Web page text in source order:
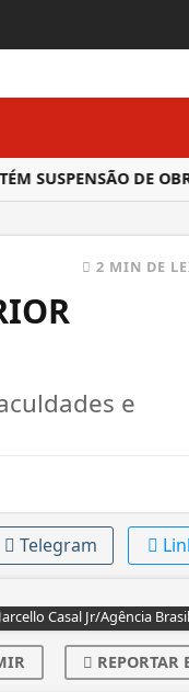
SUSPENSÃO DE
2 MIN DE
e
Telegram
Casal Jr/Agência
REPORTAR